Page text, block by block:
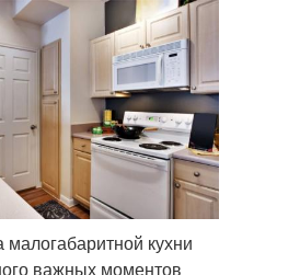
кухни
важных моментов